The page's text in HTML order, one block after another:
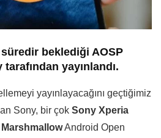
beklediği AOSP
yayınlandı.
yayınlayacağını geçtiğimiz
Sony, bir çok Sony Xperia
Android Open